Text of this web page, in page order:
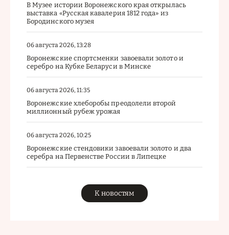
В Музее истории Воронежского края открылась
выставка «Русская кавалерия 1812 года» из
Бородинского музея
06 августа 2026, 13:28
Воронежские спортсменки завоевали золото и
серебро на Кубке Беларуси в Минске
06 августа 2026, 11:35
Воронежские хлеборобы преодолели второй
миллионный рубеж урожая
06 августа 2026, 10:25
Воронежские стендовики завоевали золото и два
серебра на Первенстве России в Липецке
К новостям